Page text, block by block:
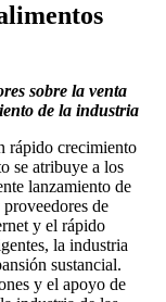
sobre la venta
de la industria
rápido crecimiento
se atribuye a los
lanzamiento de
de
y el rápido
la industria
sustancial.
y el apoyo de